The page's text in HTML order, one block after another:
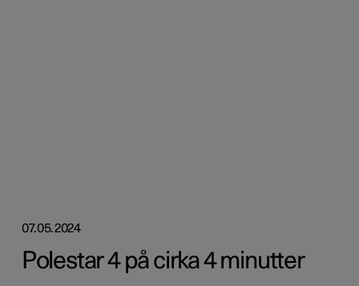
07.05.2024
Polestar 4 på cirka 4 minutter